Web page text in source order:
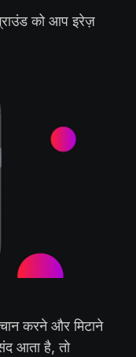
को आप इरेज़
करने और मिटाने
आता है, तो